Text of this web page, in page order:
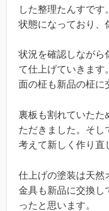
した整理たんすで
状態になっており、
状況を確認しながら
て仕上げていきます
面の柾も新品の柾に
裏板も割れていたた
ただきました。そし
考えて新しく作り直
仕上げの塗装は天然
金具も新品に交換し
ったと思います。